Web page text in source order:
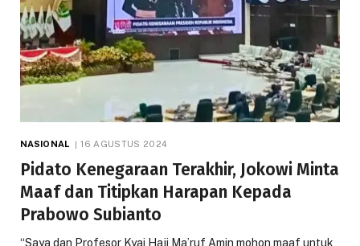
NASIONAL 16 AGUSTUS 2024
Pidato Kenegaraan Terakhir, Jokowi Minta
Maaf dan Titipkan Harapan Kepada
Prabowo Subianto
“Saya dan Profesor Kyai Haji Ma’ruf Amin mohon maaf untuk